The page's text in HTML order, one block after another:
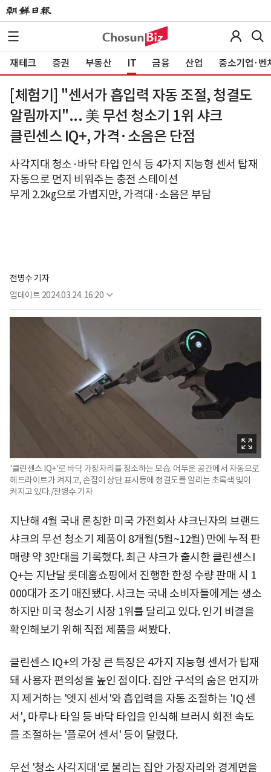
재테크 증권 부동산 IT 금융 산업 중소기업·벤
[체험기] "센서가 흡입력 자동 조절, 청결도
알림까지"... 美 무선 청소기 1위 샤크
클린센스 IQ+, 가격·소음은 단점
사각지대 청소·바닥 타입 인식 등 4가지 지능형 센서 탑재
자동으로 먼지 비워주는 충전 스테이션
무게 2.2㎏으로 가볍지만, 가격대·소음은 부담
전병수 기자
업데이트 2024.03.24. 16:20
'클린센스 IQ+'로 바닥 가장자리를 청소하는 모습. 어두운 공간에서 자동으로
헤드라이트가 켜지고, 손잡이 상단 표시등에 청결도를 알리는 초록색 빛이
켜지고 있다./전병수 기자
지난해 4월 국내 론칭한 미국 가전회사 샤크닌자의 브랜드
샤크의 무선 청소기 제품이 8개월(5월~12월) 만에 누적 판
매량 약 3만대를 기록했다. 최근 샤크가 출시한 클린센스I
Q+는 지난달 롯데홈쇼핑에서 진행한 한정 수량 판매 시 1
000대가 조기 매진됐다. 샤크는 국내 소비자들에게는 생소
하지만 미국 청소기 시장 1위를 달리고 있다. 인기 비결을
확인해보기 위해 직접 제품을 써봤다.
클린센스 IQ+의 가장 큰 특징은 4가지 지능형 센서가 탑재
돼 사용자 편의성을 높인 점이다. 집안 구석의 숨은 먼지까
지 제거하는 '엣지 센서'와 흡입력을 자동 조절하는 'IQ 센
서', 마루나 타일 등 바닥 타입을 인식해 브러시 회전 속도
를 조절하는 '플로어 센서' 등이 달렸다.
우선 '청소 사각지대'로 불리는 집안 가장자리와 경계면을